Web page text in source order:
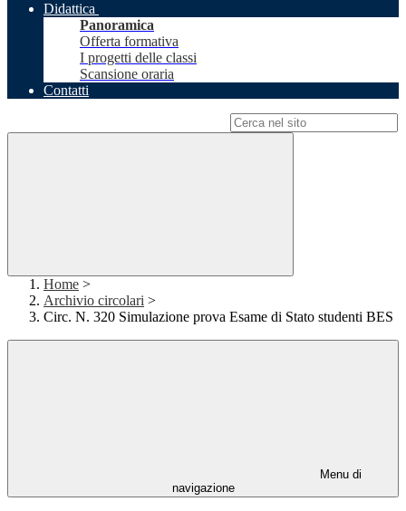
Didattica
Panoramica
Offerta formativa
I progetti delle classi
Scansione oraria
Contatti
Home >
Archivio circolari >
Circ. N. 320 Simulazione prova Esame di Stato studenti BES
Menu di
navigazione